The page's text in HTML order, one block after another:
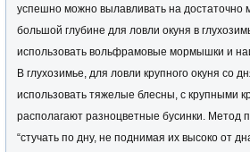
успешно можно вылавливать на
большой глубине для ловли окуня в
использовать вольфрамовые мормышки и
В глухозимье, для ловли крупного окуня со
использовать тяжелые блесны, с крупными
располагают разноцветные бусинки. Метод
“стучать по дну, не поднимая их высоко от